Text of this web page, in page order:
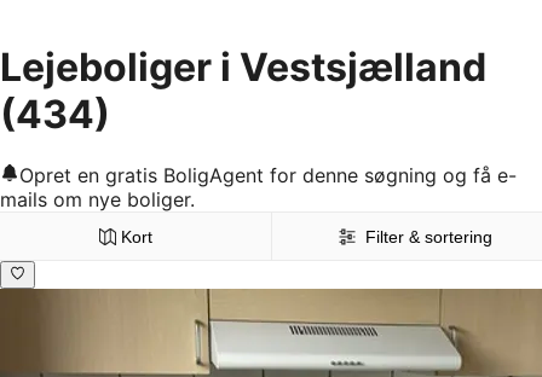
Lejeboliger i Vestsjælland
(434)
Opret en gratis BoligAgent for denne søgning og få e-
mails om nye boliger.
Kort Filter & sortering